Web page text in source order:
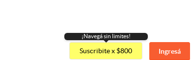
¡Navegá sin limites!
Suscribite x $800 Ingresá